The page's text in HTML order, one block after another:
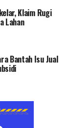
Klaim Rugi
Lahan
Bantah Isu Jual